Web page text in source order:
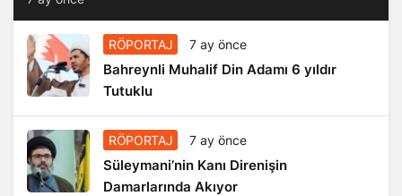
RÖPORTAJ 7 ay önce
Bahreynli Muhalif Din Adamı 6 yıldır
Tutuklu
RÖPORTAJ 7 ay önce
Süleymani’nin Kanı Direnişin
Damarlarında Akıyor